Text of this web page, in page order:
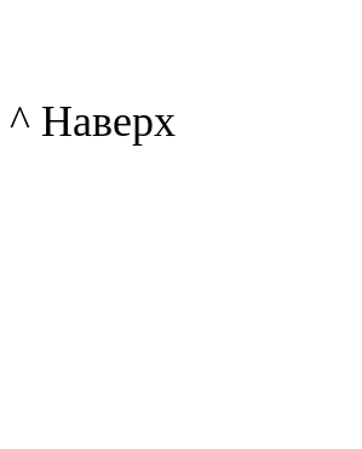
^ Наверх